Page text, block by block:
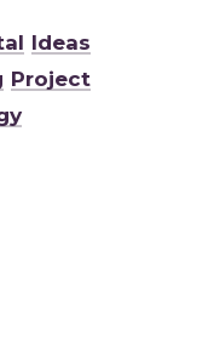
Ideas
Project